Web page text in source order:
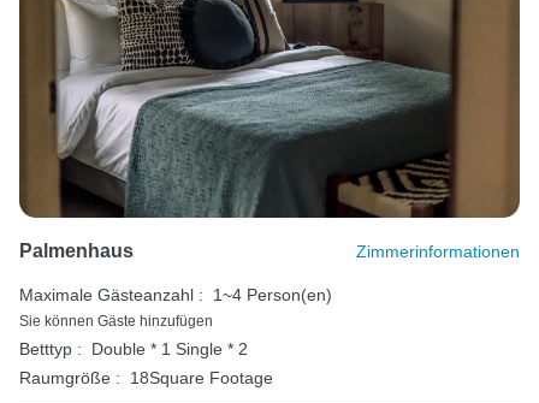
Palmenhaus Zimmerinformationen
Maximale Gästeanzahl : 1~4 Person(en)
Sie können Gäste hinzufügen
Betttyp : Double * 1 Single * 2
Raumgröße :
18Square Footage